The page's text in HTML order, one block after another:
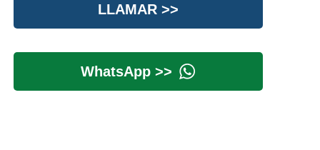
LLAMAR >>
WhatsApp >>